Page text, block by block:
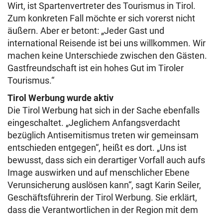
Wirt, ist Spartenvertreter des Tourismus in Tirol.
Zum konkreten Fall möchte er sich vorerst nicht
äußern. Aber er betont: „Jeder Gast und
international Reisende ist bei uns willkommen. Wir
machen keine Unterschiede zwischen den Gästen.
Gastfreundschaft ist ein hohes Gut im Tiroler
Tourismus.“
Tirol Werbung wurde aktiv
Die Tirol Werbung hat sich in der Sache ebenfalls
eingeschaltet. „Jeglichem Anfangsverdacht
bezüglich Antisemitismus treten wir gemeinsam
entschieden entgegen“, heißt es dort. „Uns ist
bewusst, dass sich ein derartiger Vorfall auch aufs
Image auswirken und auf menschlicher Ebene
Verunsicherung auslösen kann“, sagt Karin Seiler,
Geschäftsführerin der Tirol Werbung. Sie erklärt,
dass die Verantwortlichen in der Region mit dem